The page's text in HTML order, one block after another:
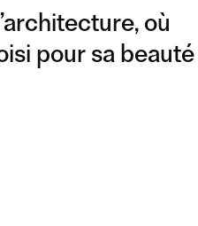
où
pour sa beauté